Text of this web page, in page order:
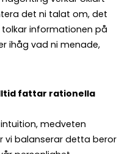
det ni talat om, det
informationen på
ihåg vad ni menade,
fattar rationella
medveten
vi balanserar detta beror